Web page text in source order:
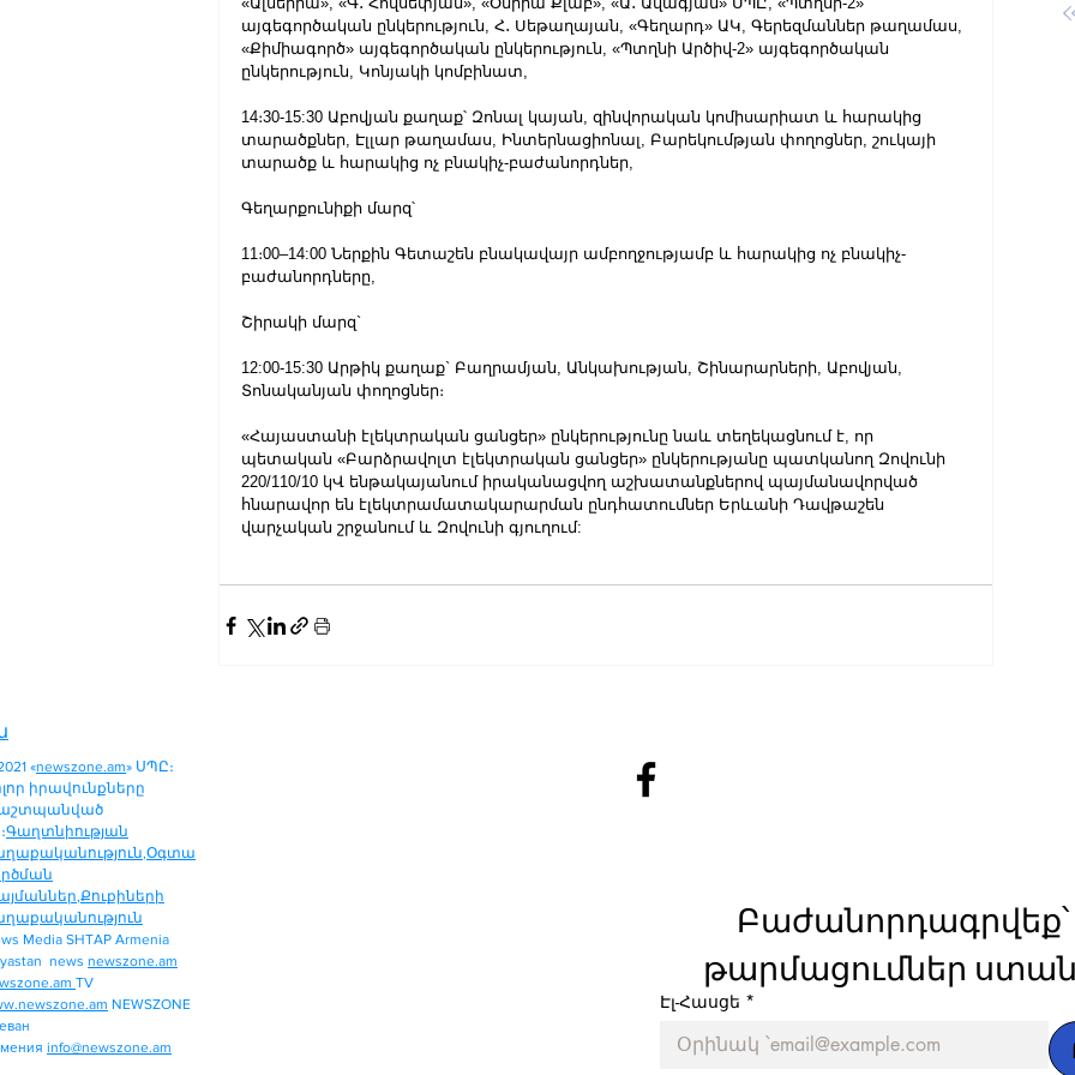
այգեգործական ընկերություն, Հ․ Սեթաղայան, «Գեղարդ» ԱԿ, Գերեզմաններ թաղամաս,
«Քիմիագործ» այգեգործական ընկերություն, «Պտղնի Արծիվ-2» այգեգործական
ընկերություն, Կոնյակի կոմբինատ,
14։30-15:30 Աբովյան քաղաք՝ Զոնալ կայան, զինվորական կոմիսարիատ և հարակից
տարածքներ, Էլլար թաղամաս, Ինտերնացիոնալ, Բարեկումթյան փողոցներ, շուկայի
տարածք և հարակից ոչ բնակիչ-բաժանորդներ,
Գեղարքունիքի մարզ՝
11։00–14:00 Ներքին Գետաշեն բնակավայր ամբողջությամբ և հարակից ոչ բնակիչ-
բաժանորդները,
Շիրակի մարզ`
12:00-15:30 Արթիկ քաղաք` Բաղրամյան, Անկախության, Շինարարների, Աբովյան,
Տոնականյան փողոցներ։
«Հայաստանի էլեկտրական ցանցեր» ընկերությունը նաև տեղեկացնում է, որ
պետական «Բարձրավոլտ էլեկտրական ցանցեր» ընկերությանը պատկանող Զովունի
220/110/10 կՎ ենթակայանում իրականացվող աշխատանքներով պայմանավորված
հնարավոր են էլեկտրամատակարարման ընդհատումներ Երևանի Դավթաշեն
վարչական շրջանում և Զովունի գյուղում:
«newszone.am» ՍՊԸ։
իրավունքները
Գաղտնիության
,Օգտա
,Քուքիների
Media SHTAP Armenia
news newszone.am
TV
NEWSZONE
info@newszone.am
թարմացումներ
Էլ-Հասցե *